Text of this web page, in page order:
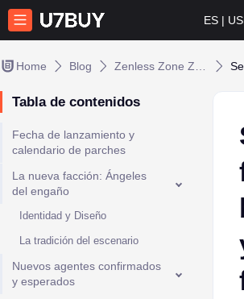
ES |
Home Blog
Tabla de contenidos
Fecha de lanzamiento y
calendario de parches
La nueva facción: Ángeles
del engaño
Identidad y Diseño
La tradición del escenario
Nuevos agentes confirmados
y esperados